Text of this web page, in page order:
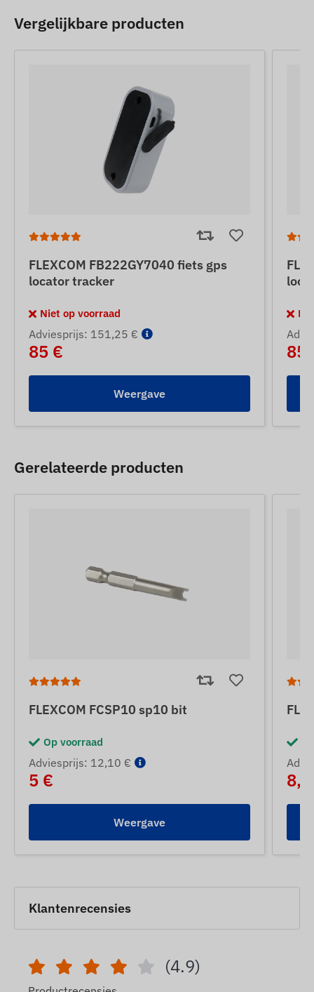
Vergelijkbare producten
FLEXCOM FB222GY7040 fiets gps
locator tracker
Niet op voorraad
Adviesprijs: 151,25 €
85 €
Weergave
85
Gerelateerde producten
FLEXCOM FCSP10 sp10 bit
Op voorraad
Adviesprijs: 12,10 €
5 €
Weergave
Klantenrecensies
(4.9)